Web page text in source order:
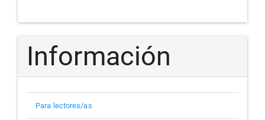
Información
Para lectores/as